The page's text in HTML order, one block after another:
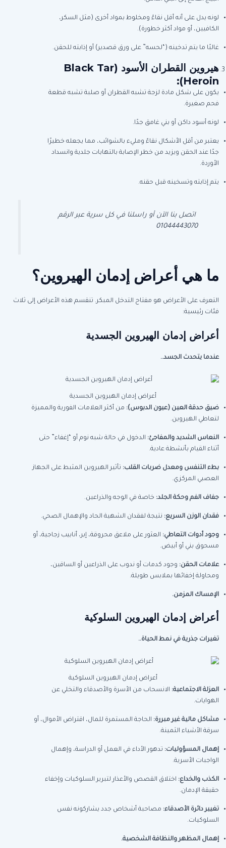
لونه يدل على أنه أقل نقاءً ومخلوط بمواد أخرى (مثل السكر،
الكافيين، أو مواد أكثر خطورة).
غالبًا ما يتم تدخينه (“لحسه” على ورق قصدير) أو إذابته للحقن.
هيروين القطران الأسود
(Black Tar
Heroin):
يكون على شكل مادة لزجة تشبه القطران أو صلبة تشبه قطعة
فحم صغيرة.
لونه أسود داكن أو بني غامق جدًا.
يعتبر من أقل الأشكال نقاءً ومليء بالشوائب، مما يجعله خطيرًا
جدًا عند الحقن ويزيد من خطر الإصابة بالتهابات جلدية وانسداد
الأوردة.
يتم إذابته وتسخينه قبل حقنه.
اتصل بنا الآن أو راسلنا في كل سرية عبر الرقم
01044443070
ما هي أعراض إدمان الهيروين؟
التعرف على الأعراض هو مفتاح التدخل المبكر. تنقسم هذه الأعراض إلى ثلاث
فئات رئيسية:
أعراض إدمان الهيروين الجسدية
عندما يتحدث الجسد..
أعراض إدمان الهيروين الجسدية
ضيق حدقة العين (عيون الدبوس): من أكثر العلامات الفورية والمميزة
لتعاطي الهيروين.
النعاس الشديد والمفاجئ: الدخول في حالة شبه نوم أو “إغفاء” حتى
أثناء القيام بأنشطة عادية.
بطء التنفس ومعدل ضربات القلب: تأثير الهيروين المثبط على الجهاز
العصبي المركزي.
جفاف الفم وحكة الجلد: خاصة في الوجه والذراعين.
فقدان الوزن السريع: نتيجة لفقدان الشهية الحاد والإهمال الصحي.
وجود أدوات التعاطي: العثور على ملاعق محروقة، إبر، أنابيب زجاجية، أو
مسحوق بني أو أبيض.
علامات الحقن: وجود كدمات أو ندوب على الذراعين أو الساقين،
ومحاولة إخفائها بملابس طويلة.
الإمساك المزمن.
أعراض إدمان الهيروين السلوكية
تغيرات جذرية في نمط الحياة..
أعراض إدمان الهيروين السلوكية
العزلة الاجتماعية: الانسحاب من الأسرة والأصدقاء والتخلي عن
الهوايات.
مشاكل مالية غير مبررة: الحاجة المستمرة للمال، اقتراض الأموال، أو
سرقة الأشياء الثمينة.
إهمال المسؤوليات: تدهور الأداء في العمل أو الدراسة، وإهمال
الواجبات الأسرية.
الكذب والخداع: اختلاق القصص والأعذار لتبرير السلوكيات وإخفاء
حقيقة الإدمان.
تغيير دائرة الأصدقاء: مصاحبة أشخاص جدد يشاركونه نفس
السلوكيات.
إهمال المظهر والنظافة الشخصية.